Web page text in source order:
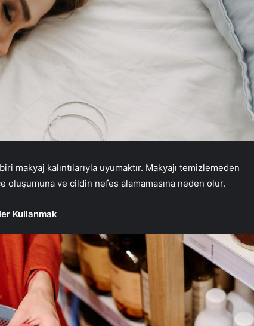
makyaj kalıntılarıyla uyumaktır. Makyajı temizlemeden
oluşumuna ve cildin nefes alamamasına neden olur.
Kullanmak